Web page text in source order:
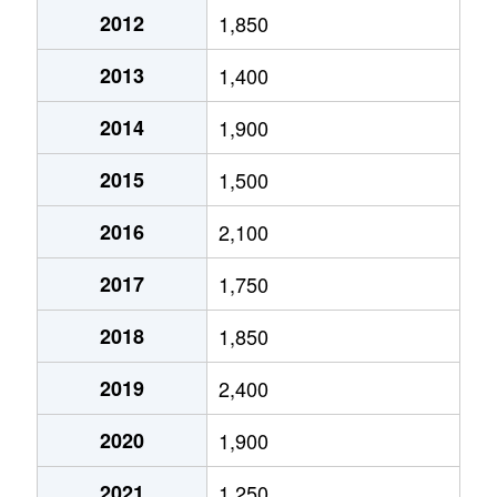
2012
1,850
2013
1,400
2014
1,900
2015
1,500
2016
2,100
2017
1,750
2018
1,850
2019
2,400
2020
1,900